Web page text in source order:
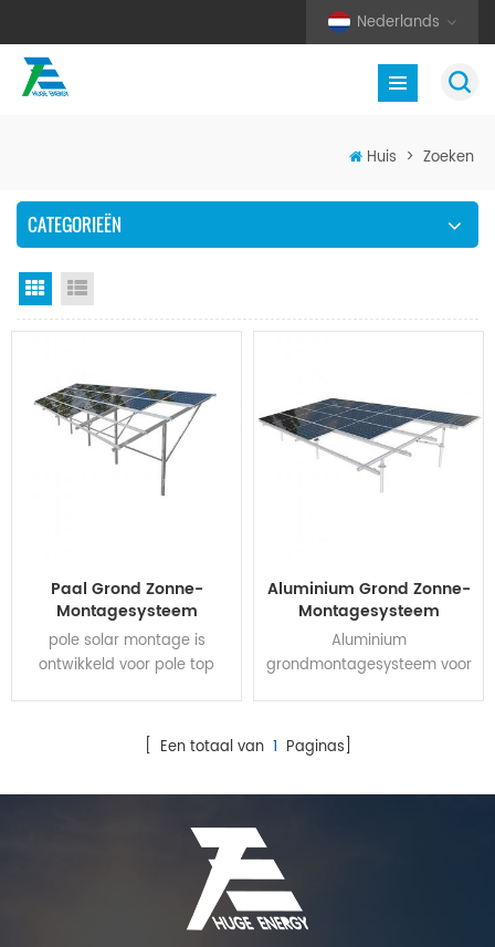
Nederlands
Huis > Zoeken
CATEGORIEËN
Rasterweergave
Paal Grond Zonne-
Montagesysteem
pole solar montage is
ontwikkeld voor pole top
Aluminium Grond Zonne-
Montagesysteem
Aluminium
grondmontagesysteem voor
esthetische structuur voor
installatie op de grond. De
van het hoogste niveau in
de fabriek en vereenvoudigt
het werk op de bouwplaats
in de grootste mate. Het
[ Een totaal van 1 Paginas]